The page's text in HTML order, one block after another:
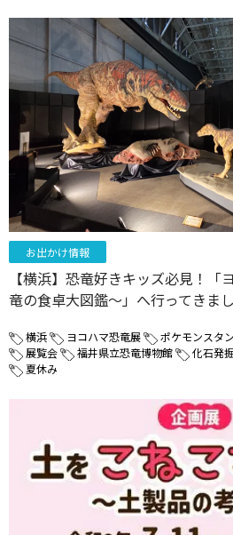
お出かけ情報
【横浜】恐竜好きキッズ必見！「
竜の食卓大図鑑～」へ行ってきまし
横浜 ヨコハマ恐竜展 ポケモンスタ
展覧会
福井県立恐竜博物館 化石発
夏休み